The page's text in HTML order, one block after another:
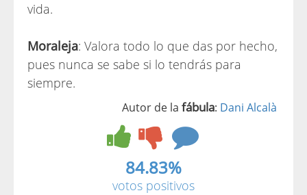
vida.
Moraleja: Valora todo lo que das por hecho,
pues nunca se sabe si lo tendrás para
siempre.
Autor de la fábula: Dani Alcalà
84.83%
votos positivos